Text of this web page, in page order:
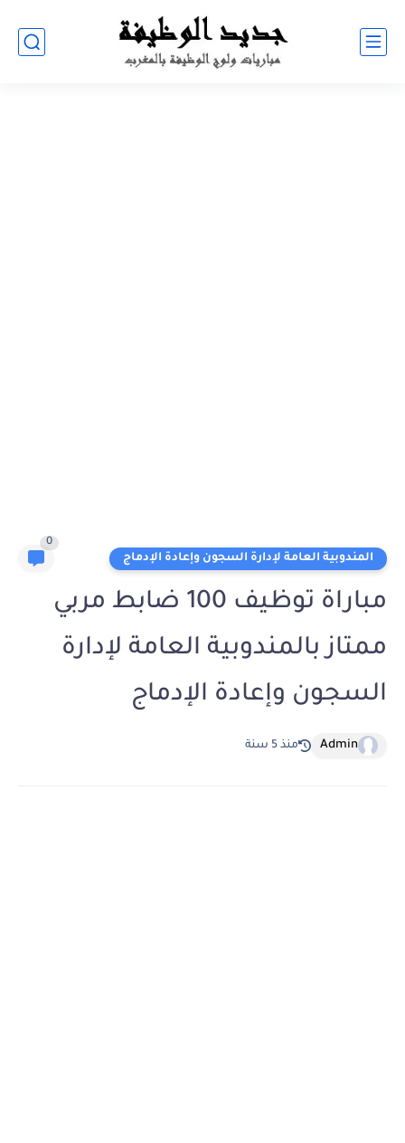
المندوبية العامة لإدارة السجون وإعادة الإدماج
0
مباراة توظيف 100 ضابط مربي
ممتاز بالمندوبية العامة لإدارة
السجون وإعادة الإدماج
Admin منذ 5 سنة